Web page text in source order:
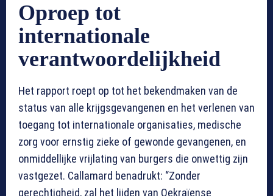
Oproep tot
internationale
verantwoordelijkheid
Het rapport roept op tot het bekendmaken van de
status van alle krijgsgevangenen en het verlenen van
toegang tot internationale organisaties, medische
zorg voor ernstig zieke of gewonde gevangenen, en
onmiddellijke vrijlating van burgers die onwettig zijn
vastgezet. Callamard benadrukt: “Zonder
gerechtigheid, zal het lijden van Oekraïense